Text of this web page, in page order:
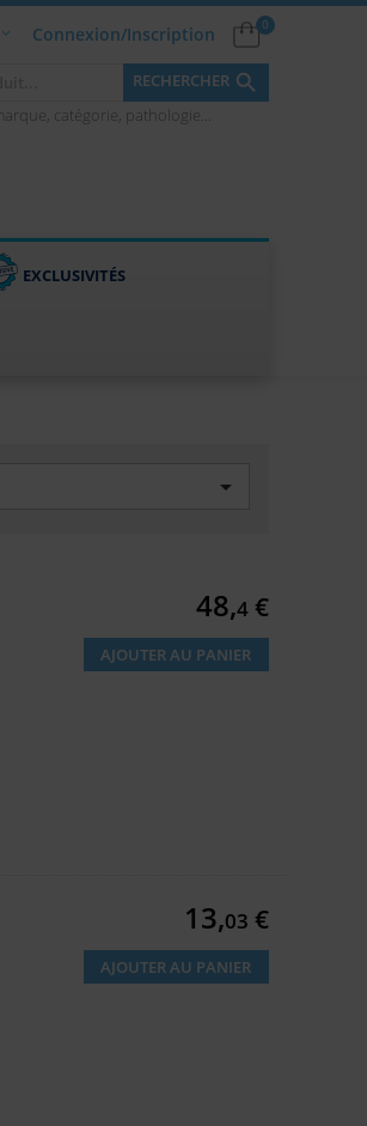
 Connexion/Inscription 0
RECHERCHER 
catégorie, pathologie...
EXCLUSIVITÉS

Prix
48,4 €
AJOUTER AU PANIER
Prix
13,03 €
AJOUTER AU PANIER